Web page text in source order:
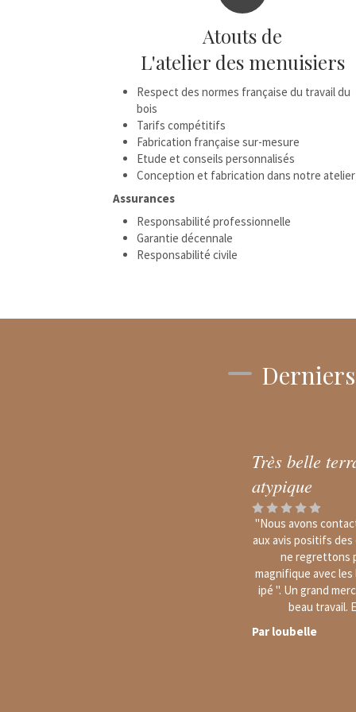
Atouts de
L'atelier des menuisiers
Respect des normes française du travail du
bois
Tarifs compétitifs
Fabrication française sur-mesure
Etude et conseils personnalisés
Conception et fabrication dans notre atelier
Assurances
Responsabilité professionnelle
Garantie décennale
Responsabilité civile
Très belle
atypique
"Nous avons
aux avis positifs
ne regrettons
magnifique avec
ipé ". Un grand
beau travail.
Par loubelle